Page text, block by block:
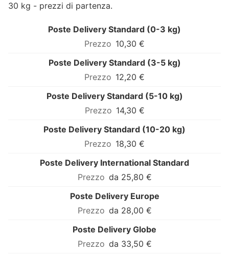
30 kg - prezzi di partenza.
Poste Delivery Standard (0-3 kg)
10,30 €
Poste Delivery Standard (3-5 kg)
12,20 €
Poste Delivery Standard (5-10 kg)
14,30 €
Poste Delivery Standard (10-20 kg)
18,30 €
Poste Delivery International Standard
da 25,80 €
Poste Delivery Europe
da 28,00 €
Poste Delivery Globe
da 33,50 €